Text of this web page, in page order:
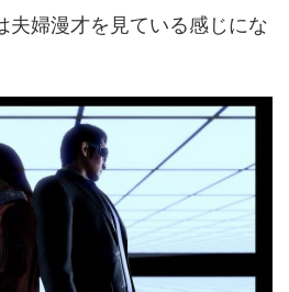
夫婦漫才を見ている感じにな